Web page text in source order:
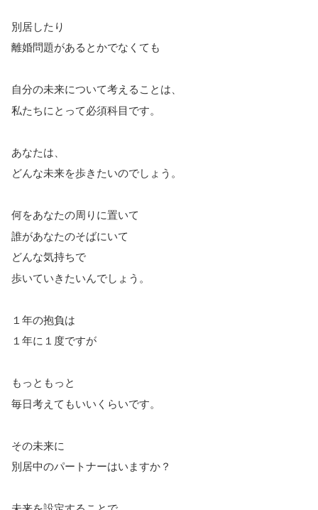
別居したり
離婚問題があるとかでなくても
自分の未来について考えることは、
私たちにとって必須科目です。
あなたは、
どんな未来を歩きたいのでしょう。
何をあなたの周りに置いて
誰があなたのそばにいて
どんな気持ちで
歩いていきたいんでしょう。
１年の抱負は
１年に１度ですが
もっともっと
毎日考えてもいいくらいです。
その未来に
別居中のパートナーはいますか？